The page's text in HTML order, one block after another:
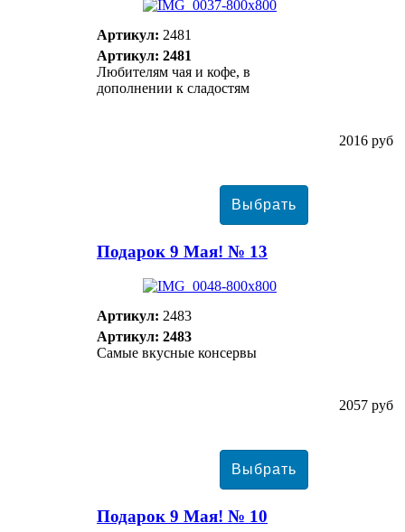
Артикул: 2481
Артикул: 2481
Любителям чая и кофе, в
дополнении к сладостям
2016 руб
Подарок 9 Мая! № 13
Артикул: 2483
Артикул: 2483
Самые вкусные консервы
2057 руб
Подарок 9 Мая! № 10